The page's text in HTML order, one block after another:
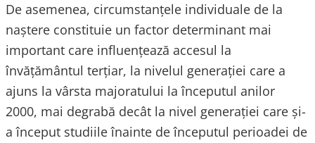
De asemenea, circumstanţele individuale de la
naştere constituie un factor determinant mai
important care influenţează accesul la
învăţământul terţiar, la nivelul generaţiei care a
ajuns la vârsta majoratului la începutul anilor
2000, mai degrabă decât la nivel generaţiei care şi-
a început studiile înainte de începutul perioadei de